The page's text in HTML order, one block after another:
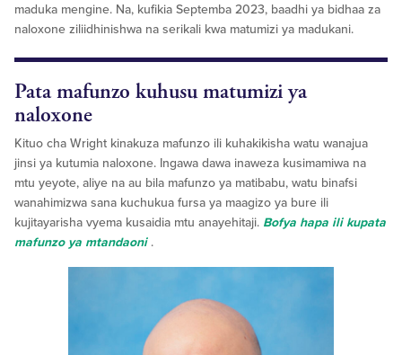
maduka mengine. Na, kufikia Septemba 2023, baadhi ya bidhaa za
naloxone ziliidhinishwa na serikali kwa matumizi ya madukani.
Pata mafunzo kuhusu matumizi ya
naloxone
Kituo cha Wright kinakuza mafunzo ili kuhakikisha watu wanajua
jinsi ya kutumia naloxone. Ingawa dawa inaweza kusimamiwa na
mtu yeyote, aliye na au bila mafunzo ya matibabu, watu binafsi
wanahimizwa sana kuchukua fursa ya maagizo ya bure ili
kujitayarisha vyema kusaidia mtu anayehitaji. Bofya hapa ili kupata
mafunzo ya mtandaoni.